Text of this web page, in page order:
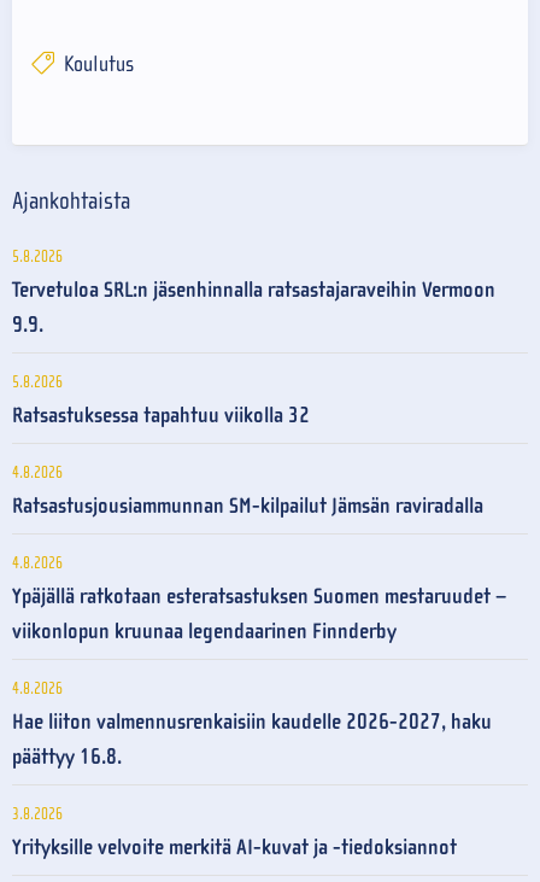
Koulutus
Ajankohtaista
5.8.2026
Tervetuloa SRL:n jäsenhinnalla ratsastajaraveihin Vermoon
9.9.
5.8.2026
Ratsastuksessa tapahtuu viikolla 32
4.8.2026
Ratsastusjousiammunnan SM-kilpailut Jämsän raviradalla
4.8.2026
Ypäjällä ratkotaan esteratsastuksen Suomen mestaruudet –
viikonlopun kruunaa legendaarinen Finnderby
4.8.2026
Hae liiton valmennusrenkaisiin kaudelle 2026-2027, haku
päättyy 16.8.
3.8.2026
Yrityksille velvoite merkitä AI-kuvat ja -tiedoksiannot